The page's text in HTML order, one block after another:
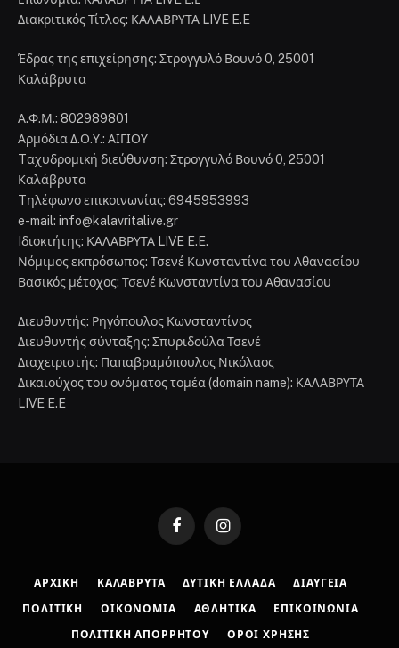
Διακριτικός Τίτλος: ΚΑΛΑΒΡΥΤΑ LIVE E.E
Έδρας της επιχείρησης: Στρογγυλό Βουνό 0, 25001
Καλάβρυτα
Α.Φ.Μ.: 802989801
Αρμόδια Δ.Ο.Υ.: ΑΙΓΙΟΥ
Tαχυδρομική διεύθυνση: Στρογγυλό Βουνό 0, 25001
Καλάβρυτα
Tηλέφωνο επικοινωνίας: 6945953993
e-mail: info@kalavritalive.gr
Iδιοκτήτης: ΚΑΛΑΒΡΥΤΑ LIVE E.E.
Νόμιμος εκπρόσωπος: Τσενέ Κωνσταντίνα του Αθανασίου
Βασικός μέτοχος: Τσενέ Κωνσταντίνα του Αθανασίου
Διευθυντής: Ρηγόπουλος Κωνσταντίνος
Διευθυντής σύνταξης: Σπυριδούλα Τσενέ
Διαχειριστής: Παπαβραμόπουλος Νικόλαος
Δικαιούχος του ονόματος τομέα (domain name): ΚΑΛΑΒΡΥΤΑ
LIVE E.E
FacebookInstagram
ΑΡΧΙΚΉ ΚΑΛΆΒΡΥΤΑ ΔΥΤΙΚΉ ΕΛΛΆΔΑ ΔΙΑΎΓΕΙΑ
ΠΟΛΙΤΙΚΉ ΟΙΚΟΝΟΜΊΑ ΑΘΛΗΤΙΚΆ ΕΠΙΚΟΙΝΩΝΊΑ
ΠΟΛΙΤΙΚΉ ΑΠΟΡΡΉΤΟΥ ΌΡΟΙ ΧΡΉΣΗΣ